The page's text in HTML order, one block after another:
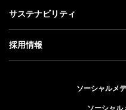
記者説明会
事業紹介
ガバナンス
人材戦略
投資家情報 トップ
経営方針
個人投資家の皆さまへ
サステナビリティ
サステナビリティ トップ
トップメッセージ
ESG方針・体制
採用情報
ソーシャルメ
ソーシャル